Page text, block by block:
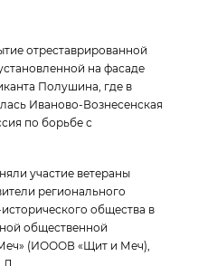
отреставрированной
на фасаде
Полушина, где в
Иваново-Вознесенская
по борьбе с
участие ветераны
регионального
общества в
общественной
(ИОООВ «Щит и Меч),